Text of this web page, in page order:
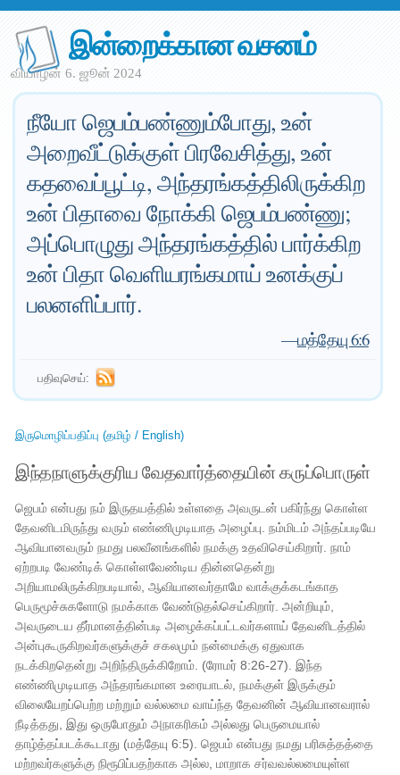
இன்றைக்கான வசனம்
வியாழன் 6. ஜூன் 2024
நீயோ ஜெபம்பண்ணும்போது, உன்
அறைவீட்டுக்குள் பிரவேசித்து, உன்
கதவைப்பூட்டி, அந்தரங்கத்திலிருக்கிற
உன் பிதாவை நோக்கி ஜெபம்பண்ணு;
அப்பொழுது அந்தரங்கத்தில் பார்க்கிற
உன் பிதா வெளியரங்கமாய் உனக்குப்
பலனளிப்பார்.
—மத்தேயு 6:6
பதிவுசெய்:
இருமொழிப்பதிப்பு (தமிழ் / English)
இந்தநாளுக்குரிய வேதவார்த்தையின் கருப்பொருள்
ஜெபம் என்பது நம் இருதயத்தில் உள்ளதை அவருடன் பகிர்ந்து கொள்ள
தேவனிடமிருந்து வரும் எண்ணிமுடியாத அழைப்பு. நம்மிடம் அந்தப்படியே
ஆவியானவரும் நமது பலவீனங்களில் நமக்கு உதவிசெய்கிறார். நாம்
ஏற்றபடி வேண்டிக் கொள்ளவேண்டிய தின்னதென்று
அறியாமலிருக்கிறபடியால், ஆவியானவர்தாமே வாக்குக்கடங்காத
பெருமூச்சுகளோடு நமக்காக வேண்டுதல்செய்கிறார். அன்றியும்,
அவருடைய தீர்மானத்தின்படி அழைக்கப்பட்டவர்களாய் தேவனிடத்தில்
அன்புகூருகிறவர்களுக்குச் சகலமும் நன்மைக்கு ஏதுவாக
நடக்கிறதென்று அறிந்திருக்கிறோம். (ரோமர் 8:26-27). இந்த
எண்ணிமுடியாத அந்தரங்கமான உரையாடல், நமக்குள் இருக்கும்
விலையேறப்பெற்ற மற்றும் வல்லமை வாய்ந்த தேவனின் ஆவியானவரால்
நீடித்தது, இது ஒருபோதும் அநாகரிகம் அல்லது பெருமையால்
தாழ்த்தப்படக்கூடாது (மத்தேயு 6:5). ஜெபம் என்பது நமது பரிசுத்தத்தை
மற்றவர்களுக்கு நிரூபிப்பதற்காக அல்ல, மாறாக சர்வவல்லமையுள்ள